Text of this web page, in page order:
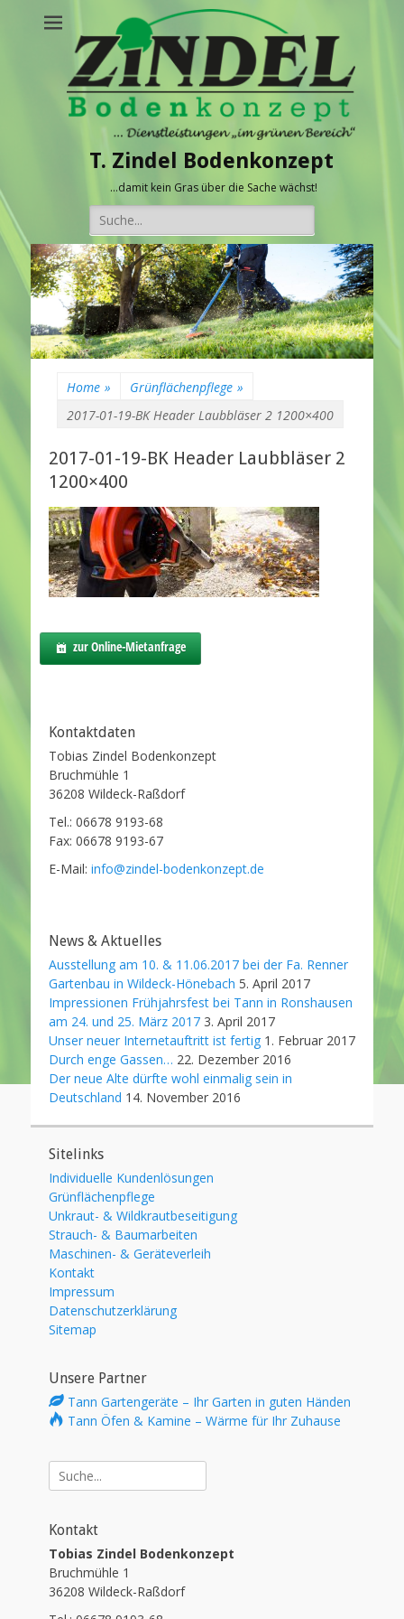
T. Zindel Bodenkonzept
…damit kein Gras über die Sache wächst!
Suche
nach:
Home » Grünflächenpflege »
2017-01-19-BK Header Laubbläser 2 1200×400
2017-01-19-BK Header Laubbläser 2
1200×400
zur Online-Mietanfrage
Kontaktdaten
Tobias Zindel Bodenkonzept
Bruchmühle 1
36208 Wildeck-Raßdorf
Tel.: 06678 9193-68
Fax: 06678 9193-67
E-Mail: info@zindel-bodenkonzept.de
News & Aktuelles
Ausstellung am 10. & 11.06.2017 bei der Fa. Renner
Gartenbau in Wildeck-Hönebach 5. April 2017
Impressionen Frühjahrsfest bei Tann in Ronshausen
am 24. und 25. März 2017 3. April 2017
Unser neuer Internetauftritt ist fertig 1. Februar 2017
Durch enge Gassen… 22. Dezember 2016
Der neue Alte dürfte wohl einmalig sein in
Deutschland 14. November 2016
Sitelinks
Individuelle Kundenlösungen
Grünflächenpflege
Unkraut- & Wildkrautbeseitigung
Strauch- & Baumarbeiten
Maschinen- & Geräteverleih
Kontakt
Impressum
Datenschutzerklärung
Sitemap
Unsere Partner
Tann Gartengeräte – Ihr Garten in guten Händen
Tann Öfen & Kamine – Wärme für Ihr Zuhause
Suche
nach:
Kontakt
Tobias Zindel Bodenkonzept
Bruchmühle 1
36208 Wildeck-Raßdorf